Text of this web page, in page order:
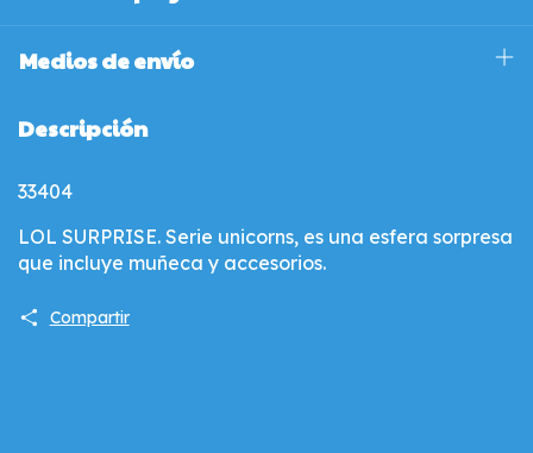
Medios de envío
Descripción
33404
LOL SURPRISE. Serie unicorns, es una esfera sorpresa
que incluye muñeca y accesorios.
Compartir